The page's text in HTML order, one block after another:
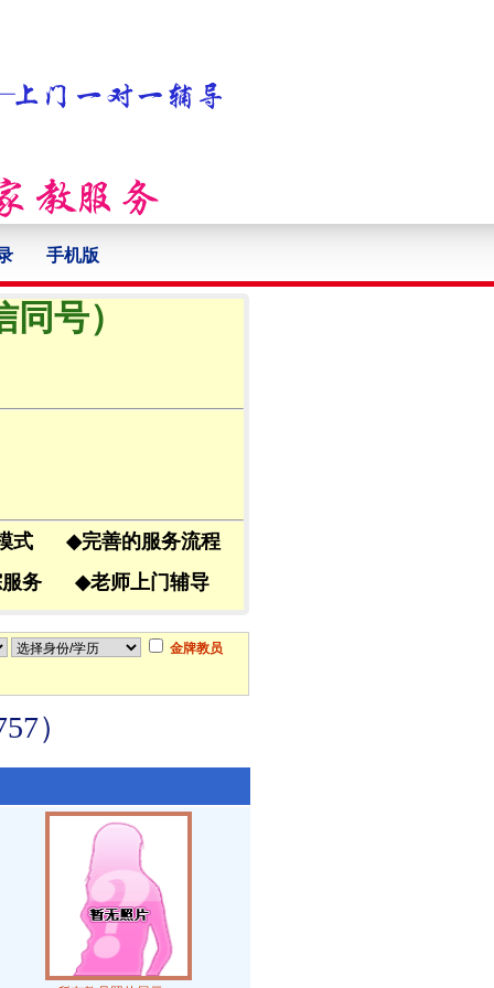
手机版
号）
模式 ◆完善的服务流程
服务 ◆老师上门辅导
金牌教员
）